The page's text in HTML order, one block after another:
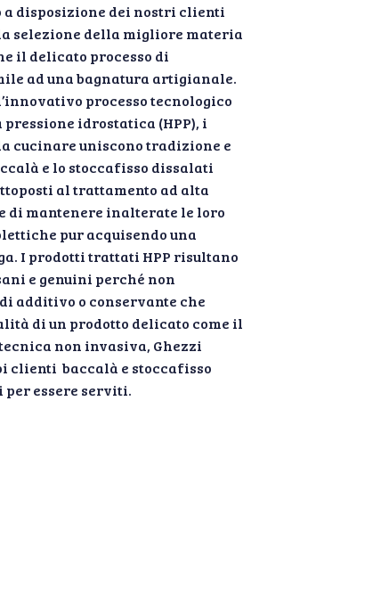
disposizione dei nostri clienti
selezione della migliore materia
il delicato processo di
ad una bagnatura artigianale.
processo tecnologico
idrostatica (HPP), i
cucinare uniscono tradizione e
e lo stoccafisso dissalati
al trattamento ad alta
di mantenere inalterate le loro
pur acquisendo una
I prodotti trattati HPP risultano
e genuini perché non
additivo o conservante che
di un prodotto delicato come il
non invasiva, Ghezzi
clienti baccalà e stoccafisso
per essere serviti.